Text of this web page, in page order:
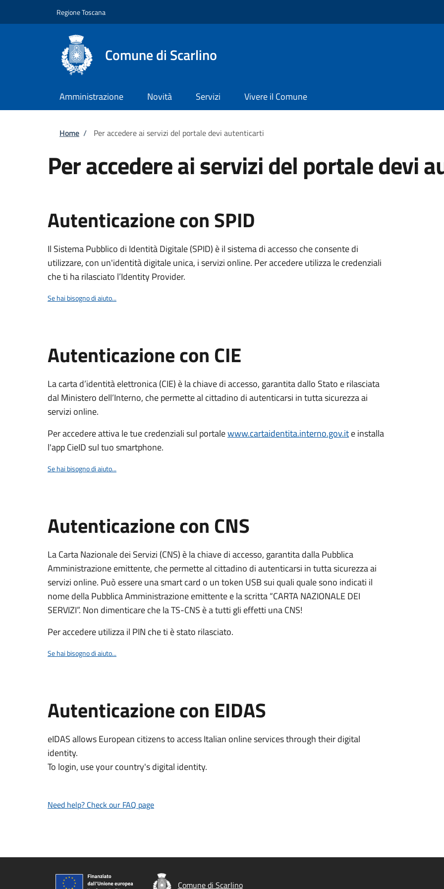
Regione Toscana
Comune di Scarlino
Amministrazione Novità Servizi Vivere il Comune
Briciole di pane
Home / Per accedere ai servizi del portale devi autenticarti
Per accedere ai servizi del portale devi
Autenticazione con SPID
Il Sistema Pubblico di Identità Digitale (SPID) è il sistema di accesso che consente di
utilizzare, con un'identità digitale unica, i servizi online. Per accedere utilizza le credenziali
che ti ha rilasciato l’Identity Provider.
Se hai bisogno di aiuto...
Autenticazione con CIE
La carta d’identità elettronica (CIE) è la chiave di accesso, garantita dallo Stato e rilasciata
dal Ministero dell’Interno, che permette al cittadino di autenticarsi in tutta sicurezza ai
servizi online.
Per accedere attiva le tue credenziali sul portalewww.cartaidentita.interno.gov.ite installa
l'app CieID sul tuo smartphone.
Se hai bisogno di aiuto...
Autenticazione con CNS
La Carta Nazionale dei Servizi (CNS) è la chiave di accesso, garantita dalla Pubblica
Amministrazione emittente, che permette al cittadino di autenticarsi in tutta sicurezza ai
servizi online. Può essere una smart card o un token USB sui quali quale sono indicati il
nome della Pubblica Amministrazione emittente e la scritta “CARTA NAZIONALE DEI
SERVIZI”. Non dimenticare che la TS-CNS è a tutti gli effetti una CNS!
Per accedere utilizza il PIN che ti è stato rilasciato.
Se hai bisogno di aiuto...
Autenticazione con EIDAS
eIDAS allows European citizens to access Italian online services through their digital
identity.
To login, use your country's digital identity.
Need help? Check our FAQ page
Comune di Scarlino